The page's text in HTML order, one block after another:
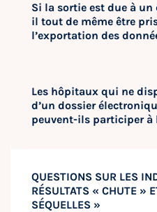
Si la sortie est due à un
il tout de même être
l’exportation des
Les hôpitaux qui ne
d’un dossier
peuvent-ils participer à
QUESTIONS SUR LES
RÉSULTATS « CHUTE »
SÉQUELLES »